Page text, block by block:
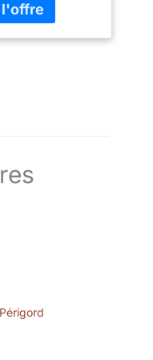
pour une
polyvalente. Le
cinq
transparent] :
de
kilograms